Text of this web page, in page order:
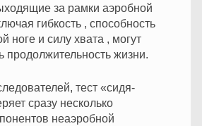
за рамки аэробной
гибкость , способность
ноге и силу хвата , могут
продолжительность жизни.
тест «сидя-
сразу несколько
неаэробной